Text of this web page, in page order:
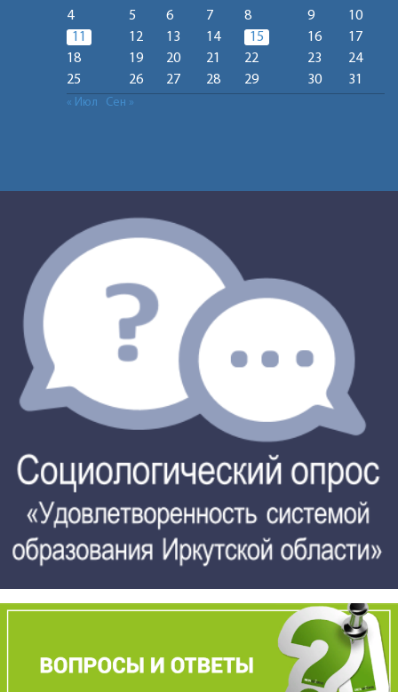
4
5 6 7 8 9
10
11
12 13 14 15 16
17
18
19 20 21 22 23
24
25
26 27 28 29 30 31
« Июл Сен »